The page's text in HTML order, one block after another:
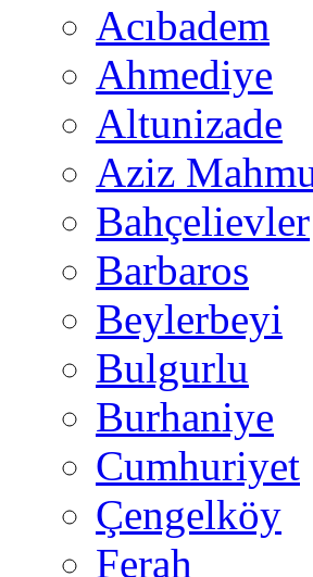
Acıbadem
Ahmediye
Altunizade
Aziz
Bahçelievler
Barbaros
Beylerbeyi
Bulgurlu
Burhaniye
Cumhuriyet
Çengelköy
Ferah